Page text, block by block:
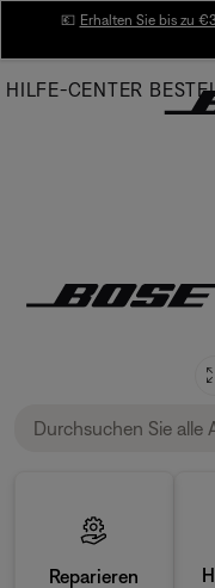
Main
💶 Erhalten Sie bis zu
HILFE-CENTER
Reparieren